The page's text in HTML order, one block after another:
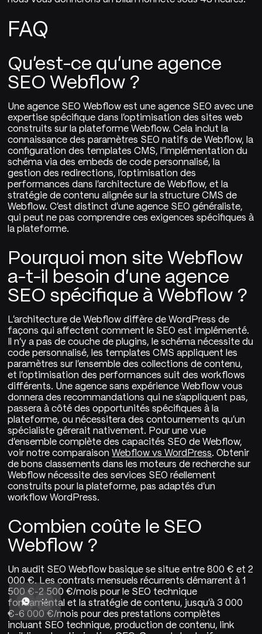
FAQ
Qu'est-ce qu'une agence
SEO Webflow ?
Une agence SEO Webflow est une agence SEO avec une
expertise spécifique dans l'optimisation des sites web
construits sur la plateforme Webflow. Cela inclut la
connaissance des paramètres SEO natifs de Webflow, la
configuration des templates CMS, l'implémentation du
schéma via des embeds de code personnalisé, la
gestion des redirections, l'optimisation des
performances dans l'architecture de Webflow, et la
stratégie de contenu alignée sur la structure CMS de
Webflow. C'est distinct d'une agence SEO généraliste,
qui peut ne pas comprendre ces exigences spécifiques à
la plateforme.
Pourquoi mon site Webflow
a-t-il besoin d'une agence
SEO spécifique à Webflow ?
L'architecture de Webflow diffère de WordPress de
façons qui affectent comment le SEO est implémenté.
Il n'y a pas de couche de plugins, le schéma nécessite du
code personnalisé, les templates CMS appliquent les
paramètres sur l'ensemble des collections de contenu,
et l'optimisation des performances suit des workflows
différents. Une agence sans expérience Webflow vous
donnera des recommandations qui ne s'appliquent pas,
passera à côté des opportunités spécifiques à la
plateforme, ou nécessitera des contournements qu'un
spécialiste gérerait nativement. Pour une vue
d'ensemble complète des capacités SEO de Webflow,
voir notre comparaisonWebflow vs WordPress. Obtenir
de bons classements dans les moteurs de recherche sur
Webflow nécessite des services SEO réellement
construits pour la plateforme, pas adaptés d'un
workflow WordPress.
Combien coûte le SEO
Webflow ?
Un audit SEO Webflow basique se situe entre 800 € et 2
000 €. Les contrats mensuels récurrents démarrent à 1
500 €-2 500 €/mois pour le SEO technique
fondamental et la stratégie de contenu, jusqu'à 3 000
€-6 000 €/mois pour des prestations complètes
incluant SEO technique, production de contenu, link